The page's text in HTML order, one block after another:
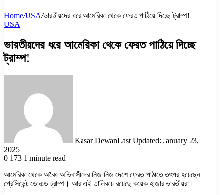
Home/USA/ভারতীয়দের ধরে আমেরিকা থেকে ফেরত পাঠিয়ে দিচ্ছে ট্রাম্প!
USA
ভারতীয়দের ধরে আমেরিকা থেকে ফেরত পাঠিয়ে দিচ্ছে
ট্রাম্প!
Kasar DewanLast Updated: January 23,
2025
0 173 1 minute read
আমেরিকা থেকে অবৈধ অভিবাসীদের নিজ নিজ দেশে ফেরত পাঠাতে তৎপর হয়েছেন
প্রেসিডেন্ট ডোনাল্ড ট্রাম্প। আর এই তালিকায় রয়েছে কয়েক হাজার ভারতীয়রা।